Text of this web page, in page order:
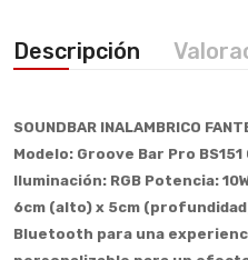
Descripción
SOUNDBAR INALAMBRICO
Modelo: Groove Bar Pro BS151
Iluminación: RGB Potencia:
6cm (alto) x 5cm
Bluetooth para una